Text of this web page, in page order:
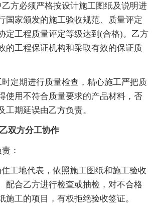
方必须严格按设计施工图纸及说明进
国家颁发的施工验收规范、质量评定
定工程质量评定等级达到(合格)。乙方
的工程保证机构和采取有效的保证质
定期进行质量检查，精心施工严把质
使用不符合质量要求的产品材料，否
工期延误由乙方负责。
双方分工协作
：
工地代表，依照施工图纸和施工验收
配合乙方进行检查或抽检，对不合格
施工的项目，有权拒绝验收签证。